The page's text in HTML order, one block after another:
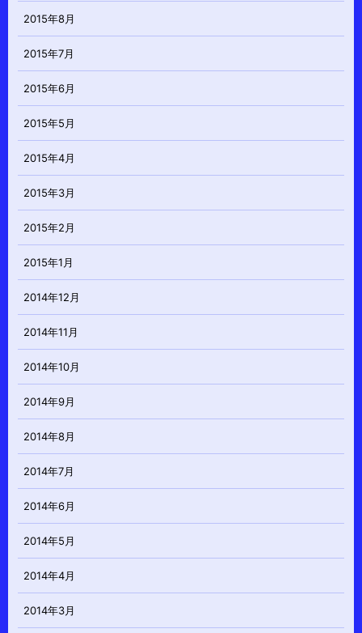
2015年8月
2015年7月
2015年6月
2015年5月
2015年4月
2015年3月
2015年2月
2015年1月
2014年12月
2014年11月
2014年10月
2014年9月
2014年8月
2014年7月
2014年6月
2014年5月
2014年4月
2014年3月